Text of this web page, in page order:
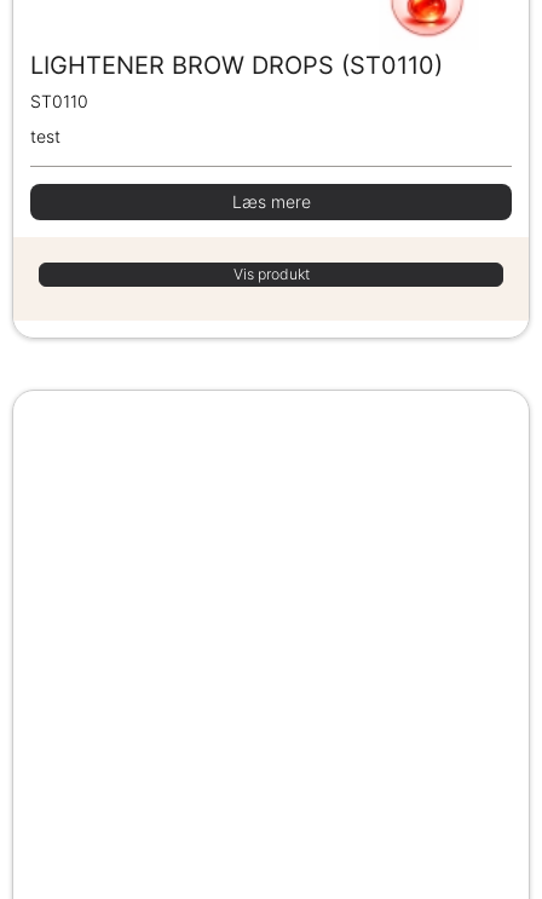
LIGHTENER BROW DROPS (ST0110)
ST0110
test
Læs mere
Vis produkt